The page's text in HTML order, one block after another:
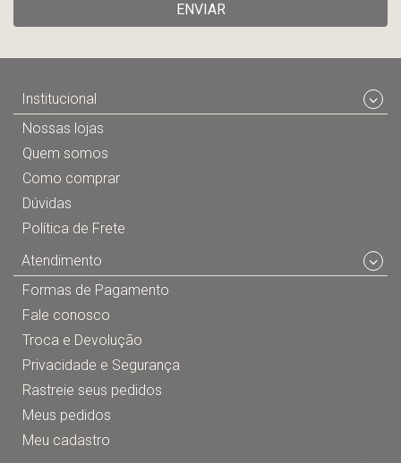
ENVIAR
Institucional
Nossas lojas
Quem somos
Como comprar
Dúvidas
Política de Frete
Atendimento
Formas de Pagamento
Fale conosco
Troca e Devolução
Privacidade e Segurança
Rastreie seus pedidos
Meus pedidos
Meu cadastro